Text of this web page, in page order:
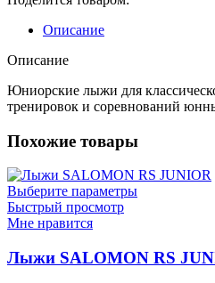
Описание
Описание
Юниорские лыжи для
тренировок и соревнований
Похожие товары
Выберите параметры
Быстрый просмотр
Мне нравится
Лыжи SALOMON RS